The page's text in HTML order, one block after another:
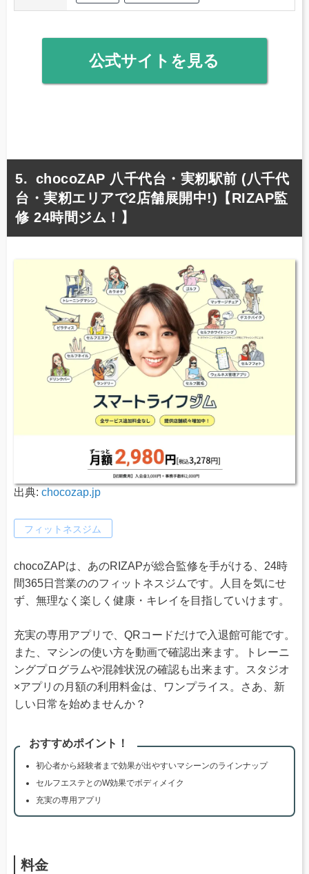
公式サイトを見る
chocoZAP 八千代台・実籾駅前 (八千代
台・実籾エリアで2店舗展開中!)【RIZAP監
修 24時間ジム！】
出典: chocozap.jp
フィットネスジム
chocoZAPは、あのRIZAPが総合監修を手がける、24時
間365日営業ののフィットネスジムです。人目を気にせ
ず、無理なく楽しく健康・キレイを目指していけます。
充実の専用アプリで、QRコードだけで入退館可能です。
また、マシンの使い方を動画で確認出来ます。トレーニ
ングプログラムや混雑状況の確認も出来ます。スタジオ
×アプリの月額の利用料金は、ワンプライス。さあ、新
しい日常を始めませんか？
おすすめポイント！
初心者から経験者まで効果が出やすいマシーンのラインナップ
セルフエステとのW効果でボディメイク
充実の専用アプリ
料金